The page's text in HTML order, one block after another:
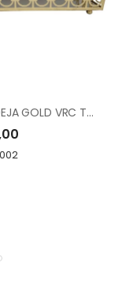
DC BANDEJA GOLD VRC TRAY 133513